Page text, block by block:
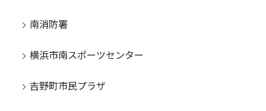
南消防署
横浜市南スポーツセンター
吉野町市民プラザ